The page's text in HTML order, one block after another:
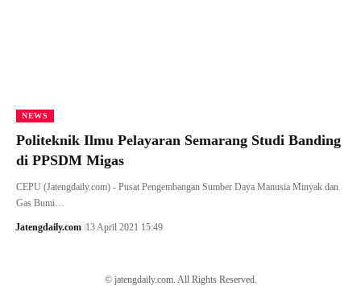
NEWS
Politeknik Ilmu Pelayaran Semarang Studi Banding
di PPSDM Migas
CEPU (Jatengdaily.com) - Pusat Pengembangan Sumber Daya Manusia Minyak dan
Gas Bumi…
Jatengdaily.com 13 April 2021 15:49
© jatengdaily.com. All Rights Reserved.